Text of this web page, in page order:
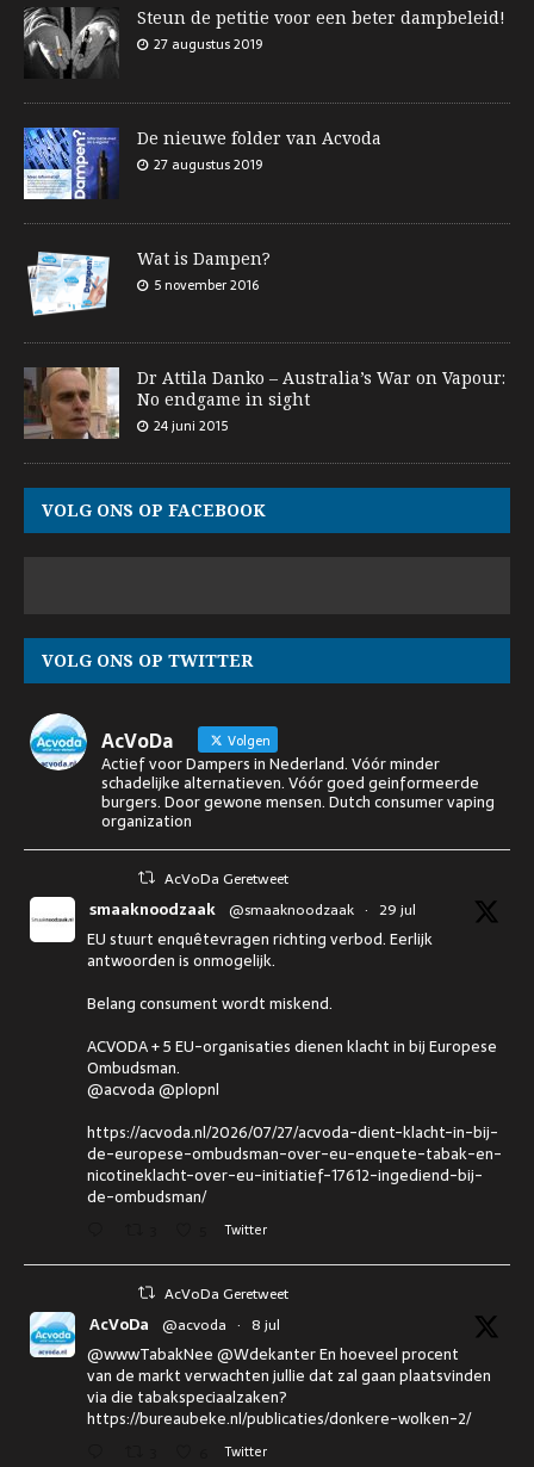
Steun de petitie voor een beter dampbeleid!
27 augustus 2019
De nieuwe folder van Acvoda
27 augustus 2019
Wat is Dampen?
5 november 2016
Dr Attila Danko – Australia’s War on Vapour:
No endgame in sight
24 juni 2015
VOLG ONS OP FACEBOOK
VOLG ONS OP TWITTER
AcVoDa Volgen
Actief voor Dampers in Nederland. Vóór minder
schadelijke alternatieven. Vóór goed geinformeerde
burgers. Door gewone mensen. Dutch consumer vaping
organization
AcVoDa Geretweet
smaaknoodzaak @smaaknoodzaak · 29 jul
EU stuurt enquêtevragen richting verbod. Eerlijk
antwoorden is onmogelijk.
Belang consument wordt miskend.
ACVODA + 5 EU-organisaties dienen klacht in bij Europese
Ombudsman.
@acvoda @plopnl
https://acvoda.nl/2026/07/27/acvoda-dient-klacht-in-bij-
de-europese-ombudsman-over-eu-enquete-tabak-en-
nicotineklacht-over-eu-initiatief-17612-ingediend-bij-
de-ombudsman/
Twitter
AcVoDa Geretweet
AcVoDa @acvoda · 8 jul
@wwwTabakNee @Wdekanter En hoeveel procent
van de markt verwachten jullie dat zal gaan plaatsvinden
via die tabakspeciaalzaken?
https://bureaubeke.nl/publicaties/donkere-wolken-2/
Twitter